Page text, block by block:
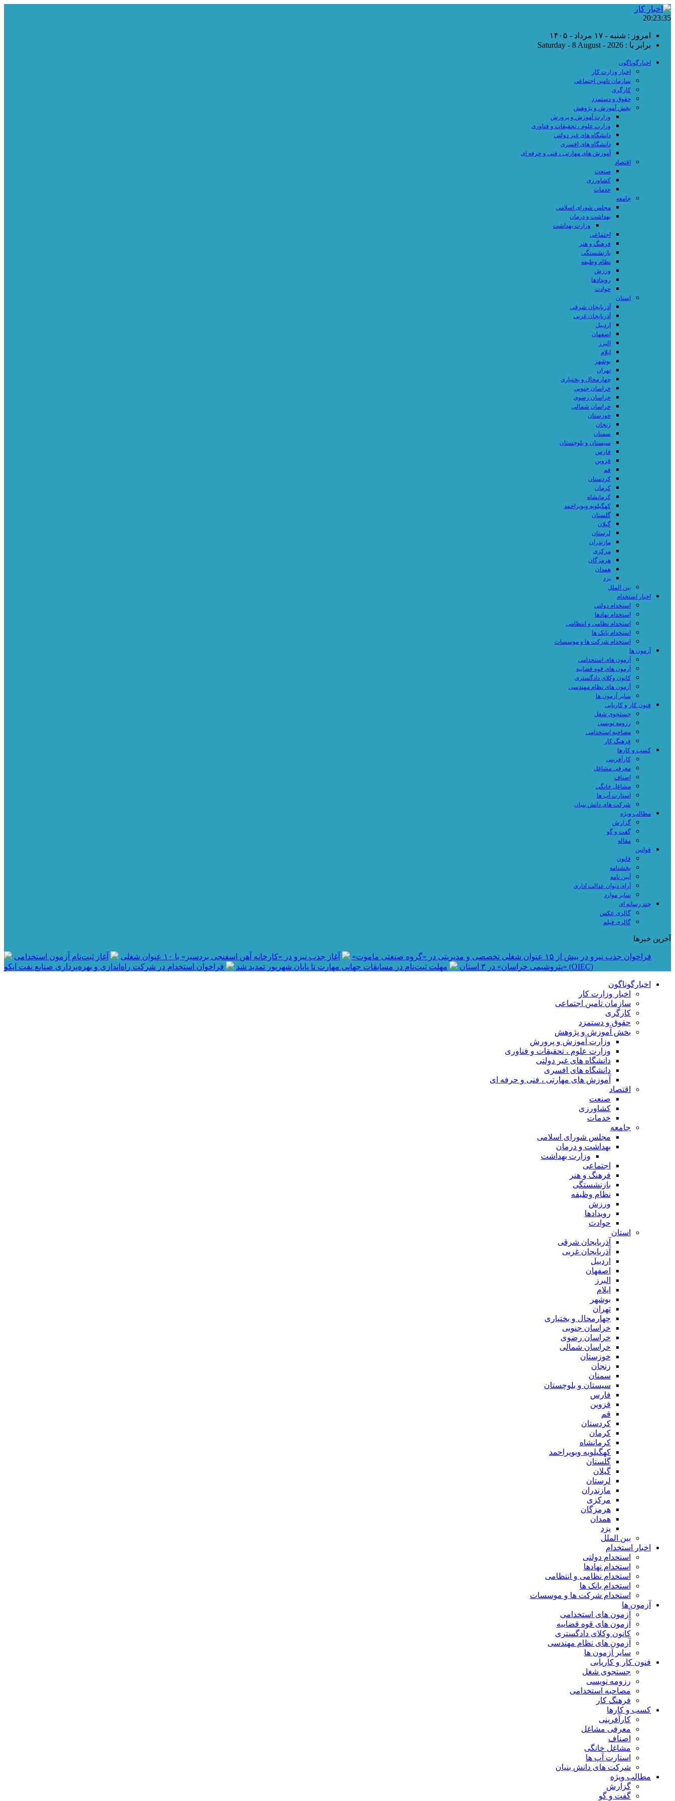
20:23:36
امروز : شنبه - ۱۷ مرداد - ۱۴۰۵
برابر با : Saturday - 8 August - 2026
اخبارگوناگون
اخبار وزارت کار
سازمان تامین اجتماعی
کارگری
حقوق و دستمزد
بخش آموزش و پژوهش
وزارت آموزش و پرورش
وزارت علوم ، تحقیقات و فناوری
دانشگاه های غیر دولتی
دانشگاه های افسری
آموزش های مهارتی ، فنی و حرفه ای
اقتصاد
صنعت
کشاورزی
خدمات
جامعه
مجلس شورای اسلامی
بهداشت و درمان
وزارت بهداشت
اجتماعی
فرهنگ و هنر
بازنشستگی
نظام وظیفه
ورزش
رویدادها
حوادث
استان
آذربایجان شرقی
آذربایجان غربی
اردبیل
اصفهان
البرز
ایلام
بوشهر
تهران
چهارمحال و بختیاری
خراسان جنوبی
خراسان رضوی
خراسان شمالی
خوزستان
زنجان
سمنان
سیستان و بلوچستان
فارس
قزوین
قم
کردستان
کرمان
کرمانشاه
کهگیلویه وبویراحمد
گلستان
گیلان
لرستان
مازندران
مرکزی
هرمزگان
همدان
یزد
بین الملل
اخبار استخدام
استخدام دولتی
استخدام نهادها
استخدام نظامی و انتظامی
استخدام بانک ها
استخدام شرکت ها و موسسات
آزمون ها
آزمون های استخدامی
آزمون های قوه قضاییه
کانون وکلای دادگستری
آزمون های نظام مهندسی
سایر آزمون ها
فنون کار و کاریابی
جستجوی شغل
رزومه نویسی
مصاحبه استخدامی
فرهنگ کار
کسب و کارها
کارآفرینی
معرفی مشاغل
اصناف
مشاغل خانگی
استارت آپ ها
شرکت های دانش بنیان
مطالب ویژه
گزارش
گفت و گو
مقاله
قوانین
قانون
بخشنامه
آیین نامه
آرای دیوان عدالت اداری
سایر موارد
چند رسانه ای
گالری عکس
گالری فیلم
آخرین خبرها
فراخوان جذب نیرو در بیش از ۱۵ عنوان شغلی تخصصی و مدیریتی در «گروه صنعتی ماموت» آغاز جذب نیرو در «کارخانه آهن اسفنجی بردسیر» با ۱۰ عنوان شغلی
آغاز ثبت‌نام آزمون استخدامی
«پتروشیمی خراسان» در ۳ استان
مهلت ثبت‌نام در مسابقات جهانی مهارت تا پایان شهریور تمدید شد فراخوان استخدام در شرکت راه‌اندازی و بهره‌برداری صنایع نفت ایکو (OIEC)
اخبارگوناگون
اخبار وزارت کار
سازمان تامین اجتماعی
کارگری
حقوق و دستمزد
بخش آموزش و پژوهش
وزارت آموزش و پرورش
وزارت علوم ، تحقیقات و فناوری
دانشگاه های غیر دولتی
دانشگاه های افسری
آموزش های مهارتی ، فنی و حرفه ای
اقتصاد
صنعت
کشاورزی
خدمات
جامعه
مجلس شورای اسلامی
بهداشت و درمان
وزارت بهداشت
اجتماعی
فرهنگ و هنر
بازنشستگی
نظام وظیفه
ورزش
رویدادها
حوادث
استان
آذربایجان شرقی
آذربایجان غربی
اردبیل
اصفهان
البرز
ایلام
بوشهر
تهران
چهارمحال و بختیاری
خراسان جنوبی
خراسان رضوی
خراسان شمالی
خوزستان
زنجان
سمنان
سیستان و بلوچستان
فارس
قزوین
قم
کردستان
کرمان
کرمانشاه
کهگیلویه وبویراحمد
گلستان
گیلان
لرستان
مازندران
مرکزی
هرمزگان
همدان
یزد
بین الملل
اخبار استخدام
استخدام دولتی
استخدام نهادها
استخدام نظامی و انتظامی
استخدام بانک ها
استخدام شرکت ها و موسسات
آزمون ها
آزمون های استخدامی
آزمون های قوه قضاییه
کانون وکلای دادگستری
آزمون های نظام مهندسی
سایر آزمون ها
فنون کار و کاریابی
جستجوی شغل
رزومه نویسی
مصاحبه استخدامی
فرهنگ کار
کسب و کارها
کارآفرینی
معرفی مشاغل
اصناف
مشاغل خانگی
استارت آپ ها
شرکت های دانش بنیان
مطالب ویژه
گزارش
گفت و گو